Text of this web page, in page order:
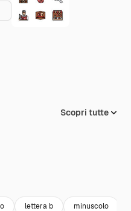
Scopri tutte
lettera b minuscolo